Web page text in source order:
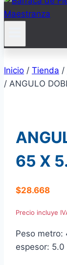
Inicio / Tienda /
/ ANGULO
65 X
$28.668
Precio incluye
Peso metro:
espesor: